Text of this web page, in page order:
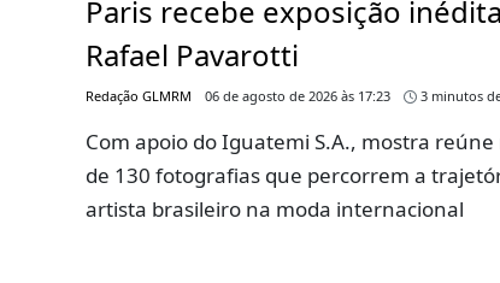
Paris recebe exposição
Rafael Pavarotti
Redação GLMRM 06 de agosto de 2026 às 17:23 3 minutos
Com apoio do Iguatemi S.A., mostra reúne
de 130 fotografias que percorrem a
artista brasileiro na moda internacional